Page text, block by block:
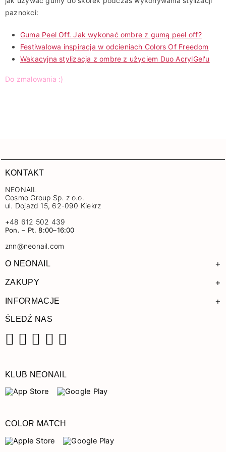
paznokci:
Guma Peel Off. Jak wykonać ombre z gumą peel off?
Festiwalowa inspiracja w odcieniach Colors Of Freedom
Wakacyjna stylizacja z ombre z użyciem Duo AcrylGel'u
Do zmalowania :)
KONTAKT
NEONAIL
Cosmo Group Sp. z o.o.
ul. Dojazd 15, 62-090 Kiekrz
+48 612 502 439
Pon. – Pt. 8:00–16:00
znn@neonail.com
O NEONAIL +
ZAKUPY +
INFORMACJE +
ŚLEDŹ NAS
KLUB NEONAIL
COLOR MATCH